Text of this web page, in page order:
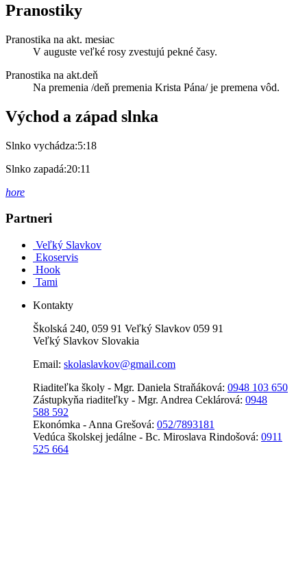
Pranostiky
Pranostika na akt. mesiac
V auguste veľké rosy zvestujú pekné časy.
Pranostika na akt.deň
Na premenia /deň premenia Krista Pána/ je premena vôd.
Východ a západ slnka
Slnko vychádza:5:18
Slnko zapadá:20:11
hore
Partneri
Veľký Slavkov
Ekoservis
Hook
Tami
Kontakty
Školská 240, 059 91 Veľký Slavkov 059 91
Veľký Slavkov Slovakia
Email: skolaslavkov@gmail.com
Riaditeľka školy - Mgr. Daniela Straňáková: 0948 103 650
Zástupkyňa riaditeľky - Mgr. Andrea Ceklárová: 0948
588 592
Ekonómka - Anna Grešová: 052/7893181
Vedúca školskej jedálne - Bc. Miroslava Rindošová: 0911
525 664